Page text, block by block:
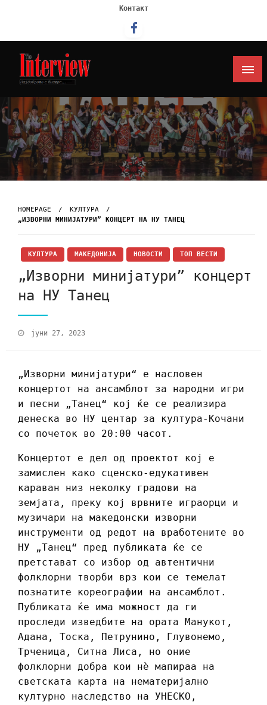
Контакт
Интервју
HOMEPAGE
КУЛТУРА
„ИЗВОРНИ МИНИЈАТУРИ” КОНЦЕРТ НА НУ ТАНЕЦ
КУЛТУРА МАКЕДОНИЈА НОВОСТИ ТОП ВЕСТИ
„Изворни минијатури” концерт
на НУ Танец
јуни 27, 2023
„Изворни минијатури“ е насловен
концертот на ансамблот за народни игри
и песни „Танец“ кој ќе се реализира
денеска во НУ центар за култура-Кочани
со почеток во 20:00 часот.
Концертот е дел од проектот кој е
замислен како сценско-едукативен
караван низ неколку градови на
земјата, преку кој врвните играорци и
музичари на македонски изворни
инструменти од редот на вработените во
НУ „Танец“ пред публиката ќе се
претстават со избор од автентични
фолклорни творби врз кои се темелат
познатите кореографии на ансамблот.
Публиката ќе има можност да ги
проследи изведбите на ората Манукот,
Адана, Тоска, Петрунино, Глувонемо,
Трченица, Ситна Лиса, но оние
фолклорни добра кои нѐ мапираа на
светската карта на нематеријално
културно наследство на УНЕСКО,